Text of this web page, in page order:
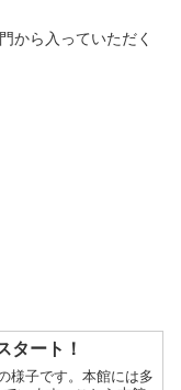
から入っていただく
タート！
様子です。本館には多